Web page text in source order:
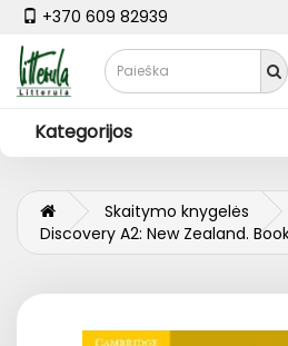
+370 609 82939
Kategorijos
Skaitymo knygelės
Discovery A2: New Zealand.